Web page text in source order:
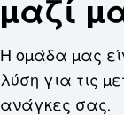
μαζί
Η ομάδα μας
λύση για τις
ανάγκες σας.